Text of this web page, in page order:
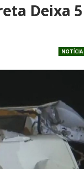
Deixa 5
NOTÍCIA